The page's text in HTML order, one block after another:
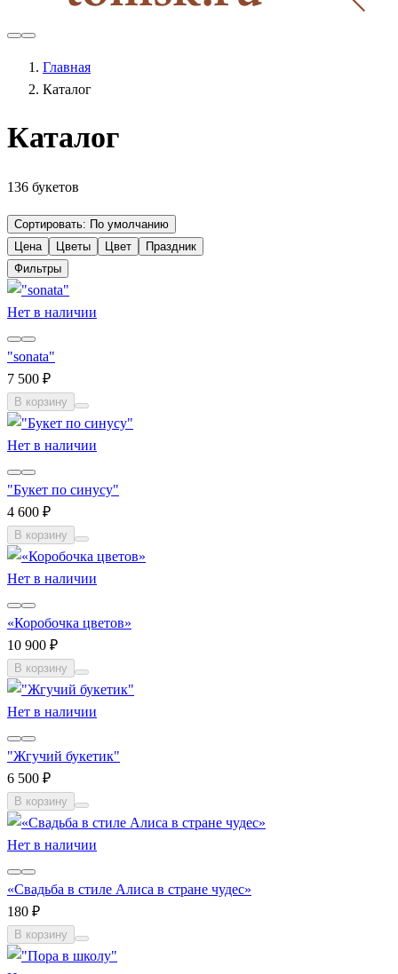
Главная
Каталог
Каталог
136 букетов
Сортировать: По умолчанию
Цена
Цветы Цвет
Праздник
Фильтры
Нет в наличии
"sonata"
7 500 ₽
В корзину
Нет в наличии
"Букет по синусу"
4 600 ₽
В корзину
Нет в наличии
«Коробочка цветов»
10 900 ₽
В корзину
Нет в наличии
"Жгучий букетик"
6 500 ₽
В корзину
Нет в наличии
«Свадьба в стиле Алиса в стране чудес»
180 ₽
В корзину